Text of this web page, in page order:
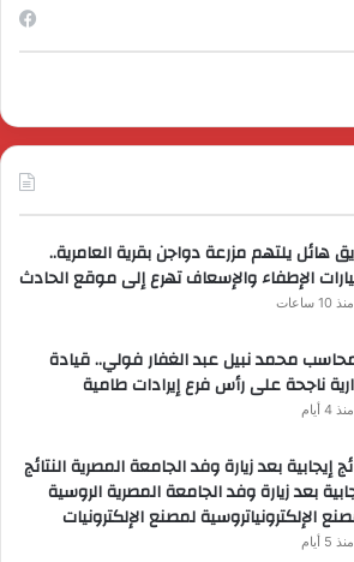
هائل يلتهم مزرعة دواجن بقرية العامرية..
الإطفاء والإسعاف تهرع إلى موقع الحادث
منذ 10 ساعات
محمد نبيل عبد الغفار فولي.. قيادة
ناجحة على رأس فرع إيرادات طامية
منذ 4 أيام
إيجابية بعد زيارة وفد الجامعة المصرية النتائج
بعد زيارة وفد الجامعة المصرية الروسية
الإلكترونياتروسية لمصنع الإلكترونيات
منذ 5 أيام